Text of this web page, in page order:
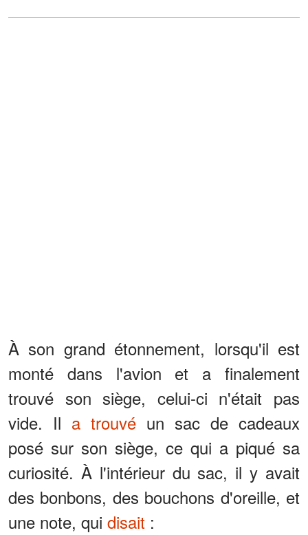
À son grand étonnement, lorsqu'il est
monté dans l'avion et a finalement
trouvé son siège, celui-ci n'était pas
vide. Il a trouvé un sac de cadeaux
posé sur son siège, ce qui a piqué sa
curiosité. À l'intérieur du sac, il y avait
des bonbons, des bouchons d'oreille, et
une note, qui disait :